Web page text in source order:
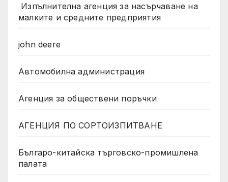
Изпълнителна агенция за насърчаване на
малките и средните предприятия
john deere
Автомобилна администрация
Агенция за обществени поръчки
АГЕНЦИЯ ПО СОРТОИЗПИТВАНЕ
Българо-китайска търговско-промишлена
палата